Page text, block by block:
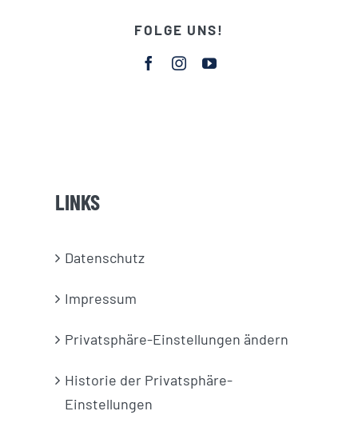
FOLGE UNS!
LINKS
Datenschutz
Impressum
Privatsphäre-Einstellungen ändern
Historie der Privatsphäre-
Einstellungen